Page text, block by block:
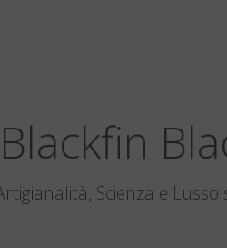
Blackfin
Scienza e